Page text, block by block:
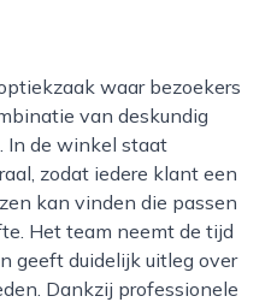
van deskundig
In de winkel staat
zodat iedere klant een
kan vinden die passen
Het team neemt de tijd
geeft duidelijk uitleg over
Dankzij professionele